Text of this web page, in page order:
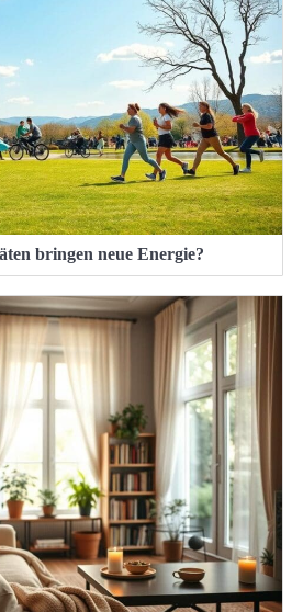
bringen neue Energie?